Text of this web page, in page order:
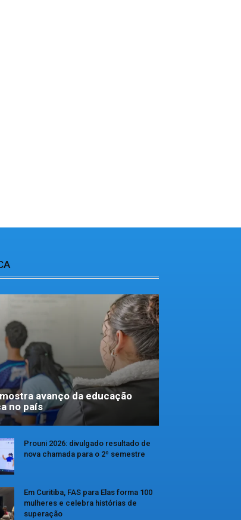
avanço da educação
no país
Prouni 2026: divulgado resultado de
nova chamada para o 2º semestre
Em Curitiba, FAS para Elas forma 100
mulheres e celebra histórias de
superação